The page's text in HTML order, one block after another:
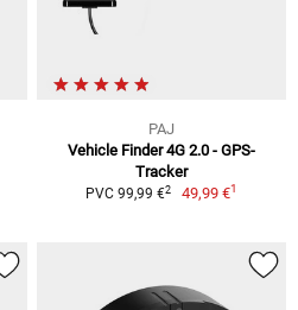
PAJ
Vehicle Finder 4G 2.0 - GPS-
Tracker
PVC 99,99 €2 49,99 €1